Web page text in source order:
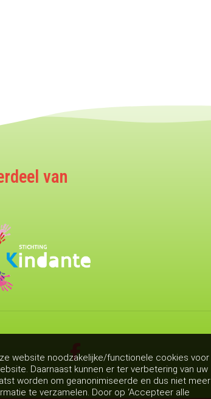
van
website noodzakelijke/functionele cookies voor
Daarnaast kunnen er ter verbetering van uw
worden om geanonimiseerde en dus niet meer
te verzamelen. Door op ‘Accepteer alle